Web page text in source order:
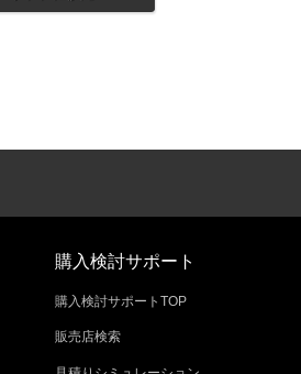
購入検討サポート
購入検討サポートTOP
販売店検索